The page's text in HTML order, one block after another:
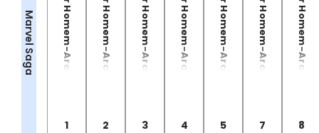
Marvel Saga
1 2 3 4 5 7 8